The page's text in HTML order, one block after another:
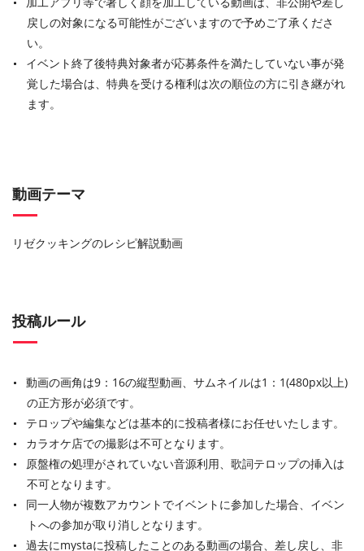
戻しの対象になる可能性がございますので予めご了承くださ
い。
イベント終了後特典対象者が応募条件を満たしていない事が発
覚した場合は、特典を受ける権利は次の順位の⽅に引き継がれ
ます。
動画テーマ
リゼクッキングのレシピ解説動画
投稿ルール
動画の画角は9：16の縦型動画、サムネイルは1：1(480px以上)
の正方形が必須です。
テロップや編集などは基本的に投稿者様にお任せいたします。
カラオケ店での撮影は不可となります。
原盤権の処理がされていない音源利用、歌詞テロップの挿入は
不可となります。
同一人物が複数アカウントでイベントに参加した場合、イベン
トへの参加が取り消しとなります。
過去にmystaに投稿したことのある動画の場合、差し戻し、非